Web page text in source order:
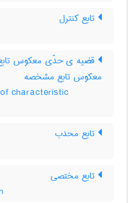
تابع کنترل
قضیه ی حدّی معکوس
معکوس تابع مشخصه
characteristic
تابع محدب
تابع مختصی